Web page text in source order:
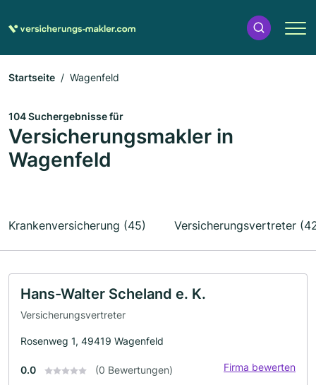
Startseite Wagenfeld
104 Suchergebnisse für
Versicherungsmakler in
Wagenfeld
Krankenversicherung (45) Versicherungsvertreter
Hans-Walter Scheland e. K.
Versicherungsvertreter
Rosenweg 1, 49419 Wagenfeld
0.0 (0 Bewertungen) Firma bewerten